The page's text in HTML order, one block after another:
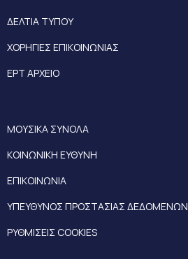
ΔΕΛΤΙΑ ΤΥΠΟΥ
ΧΟΡΗΓΙΕΣ ΕΠΙΚΟΙΝΩΝΙΑΣ
ΕΡΤ ΑΡΧΕΙΟ
ΜΟΥΣΙΚΑ ΣΥΝΟΛΑ
ΚΟΙΝΩΝΙΚΗ ΕΥΘΥΝΗ
ΕΠΙΚΟΙΝΩΝΙΑ
ΥΠΕΥΘΥΝΟΣ ΠΡΟΣΤΑΣΙΑΣ ΔΕΔΟΜΕΝΩΝ
ΡΥΘΜΙΣΕΙΣ COOKIES